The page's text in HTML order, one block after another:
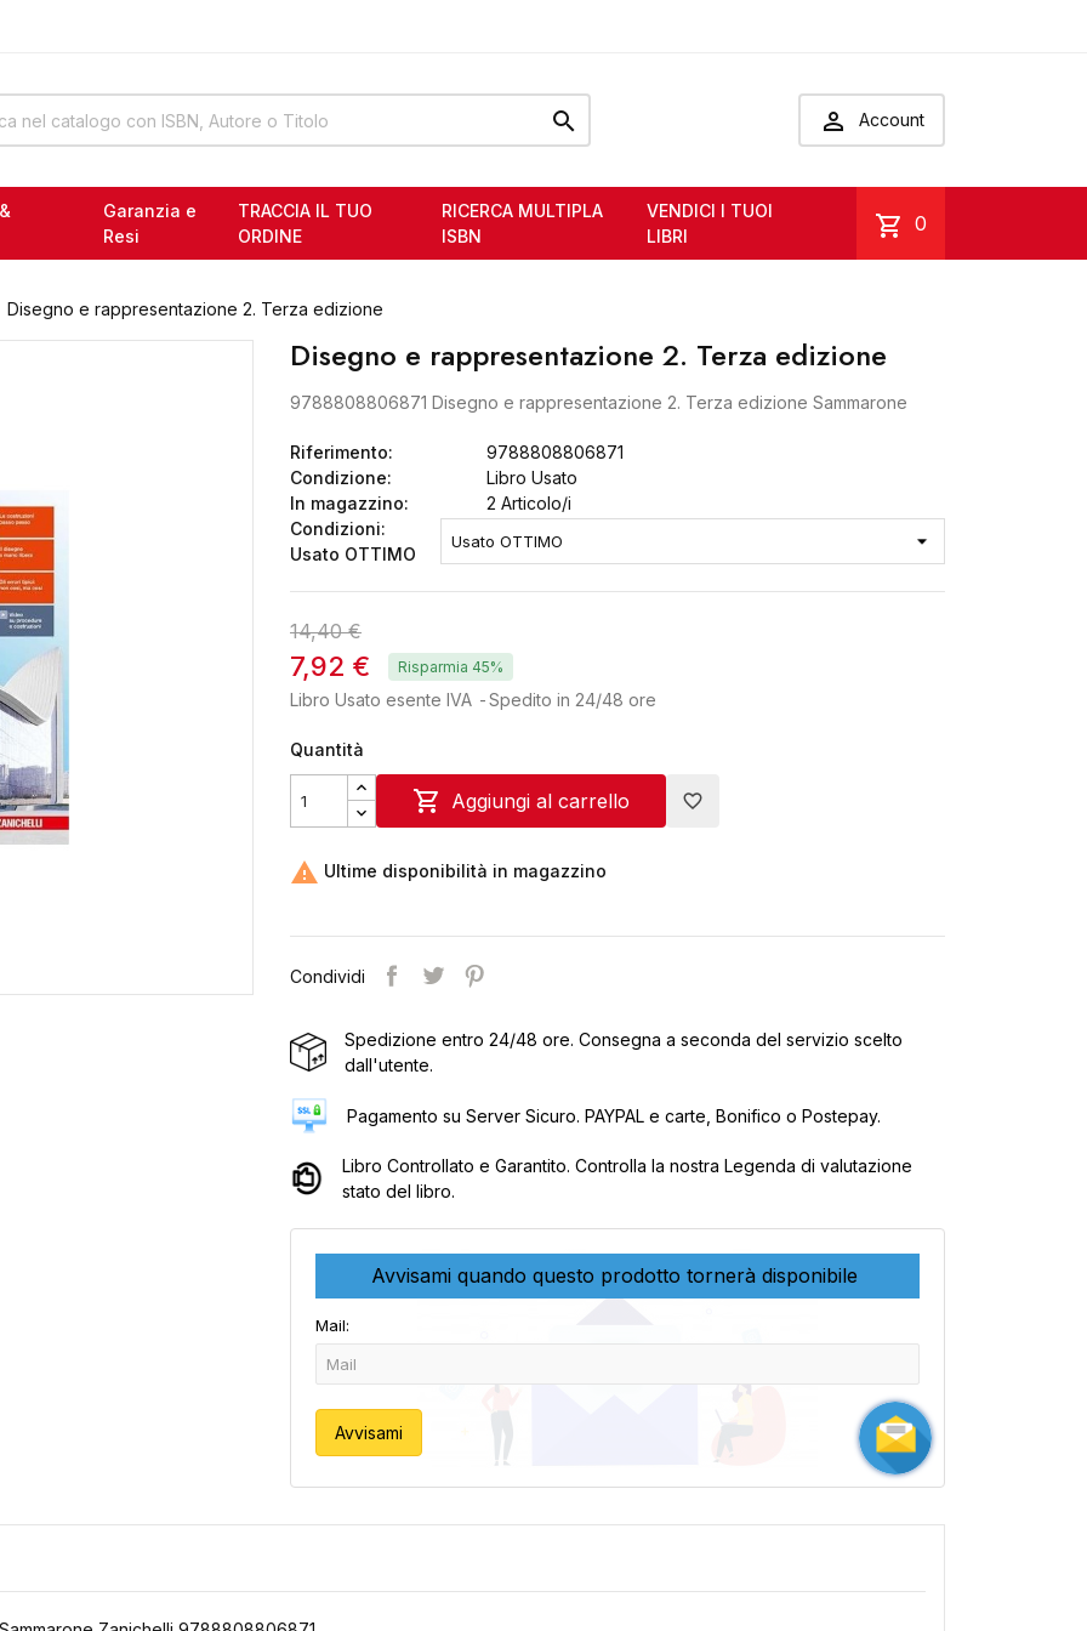
6
SCOLASTICI USATI
  Account
Garanzia e
Resi
TRACCIA IL TUO
ORDINE
RICERCA MULTIPLA
ISBN
VENDICI I TUOI
LIBRI
shopping_cart 0
Disegno e rappresentazione 2. Terza edizione
Disegno e rappresentazione 2. Terza edizione
9788808806871 Disegno e rappresentazione 2. Terza edizione Sammarone
Riferimento:
9788808806871
Condizione:
Libro Usato
In magazzino:
2 Articolo/i
Condizioni:
Usato OTTIMO
14,40 €
7,92 € Risparmia 45%
Libro Usato esente IVA Spedito in 24/48 ore
Quantità
 Aggiungi al carrello favorite_border
 Ultime disponibilità in magazzino
Condividi
Spedizione entro 24/48 ore. Consegna a seconda del servizio scelto
dall'utente.
Pagamento su Server Sicuro. PAYPAL e carte, Bonifico o Postepay.
Libro Controllato e Garantito. Controlla la nostra Legenda di valutazione
stato del libro.
Avvisami quando questo prodotto tornerà disponibile
Mail:
Avvisami